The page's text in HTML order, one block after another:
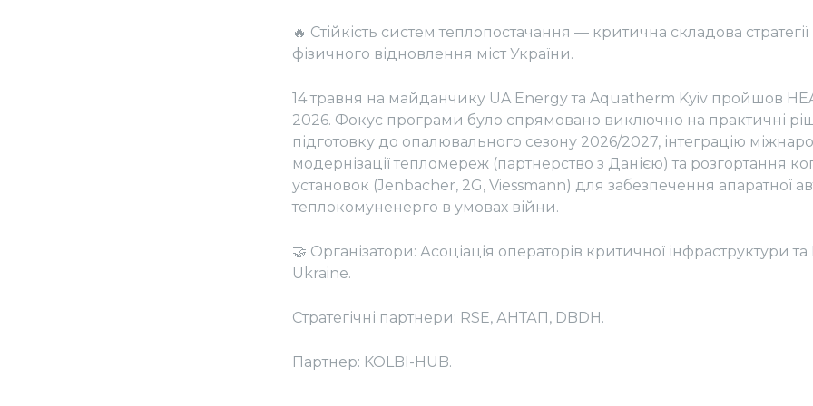
🔥 Стійкість систем теплопостачання — критична складова
фізичного відновлення міст України.
14 травня на майданчику UA Energy та Aquatherm Kyiv пройшов
2026. Фокус програми було спрямовано виключно на практичні
підготовку до опалювального сезону 2026/2027, інтеграцію
модернізації тепломереж (партнерство з Данією) та розгортання
установок (Jenbacher, 2G, Viessmann) для забезпечення апаратної
теплокомуненерго в умовах війни.
🤝 Організатори: Асоціація операторів критичної інфраструктури
Ukraine.
Стратегічні партнери: RSE, АНТАП, DBDH.
Партнер: KOLBI-HUB.